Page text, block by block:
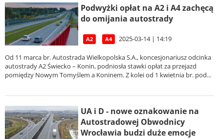
Podwyżki opłat na A2 i A4 zachęcą
do omijania autostrady
A2 A4 2025-03-14 | 14:19
Od 11 marca br. Autostrada Wielkopolska S.A., koncesjonariusz odcinka
autostrady A2 Świecko – Konin, podniosła stawki opłat za przejazd
pomiędzy Nowym Tomyślem a Koninem. Z kolei od 1 kwietnia br. pod...
UA i D - nowe oznakowanie na
Autostradowej Obwodnicy
Wrocławia budzi duże emocje